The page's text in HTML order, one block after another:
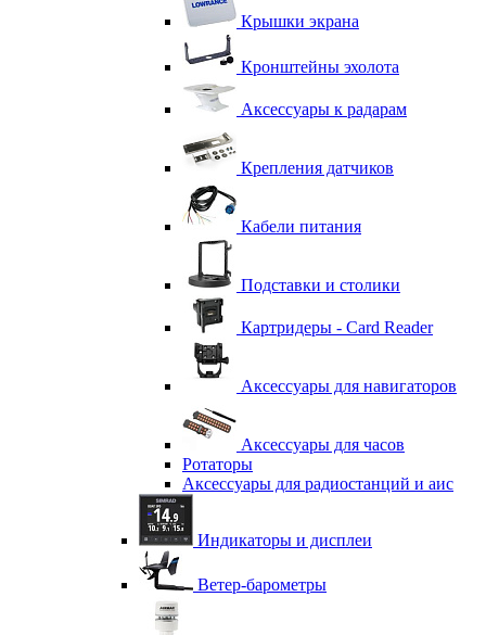
Крышки экрана
Кронштейны эхолота
Аксессуары к радарам
Крепления датчиков
Кабели питания
Подставки и столики
Картридеры - Card Reader
Аксессуары для навигаторов
Аксессуары для часов
Ротаторы
Аксессуары для радиостанций и аис
Индикаторы и дисплеи
Ветер-барометры